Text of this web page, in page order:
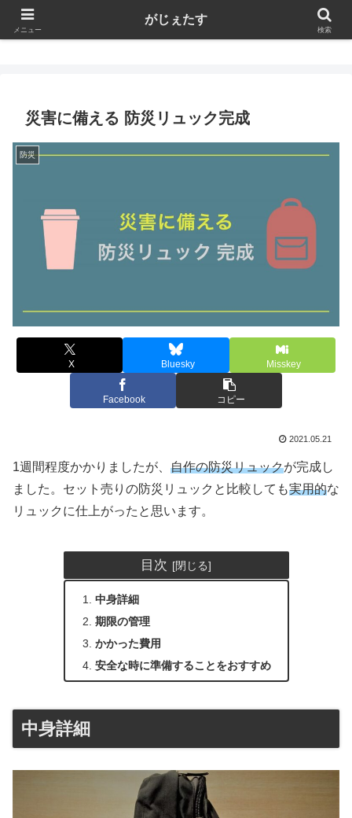
がじぇたす
災害に備える 防災リュック完成
防災
X Bluesky Misskey
Facebook コピー
2021.05.21
1週間程度かかりましたが、 自作の防災リュックが完成し
ました。セット売りの防災リュックと比較しても実用的な
リュックに仕上がったと思います。
目次
中身詳細
期限の管理
かかった費用
安全な時に準備することをおすすめ
中身詳細
メニュー
がじぇたす
検索